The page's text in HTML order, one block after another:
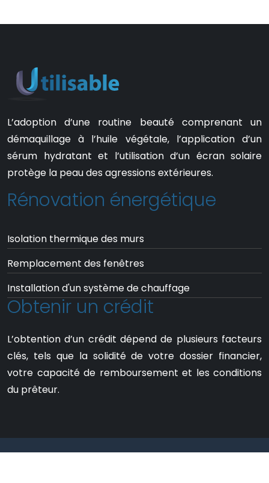
L’adoption d’une routine beauté comprenant un
démaquillage à l’huile végétale, l’application d’un
sérum hydratant et l’utilisation d’un écran solaire
protège la peau des agressions extérieures.
Rénovation énergétique
Isolation thermique des murs
Remplacement des fenêtres
Installation d'un système de chauffage
Obtenir un crédit
L’obtention d’un crédit dépend de plusieurs facteurs
clés, tels que la solidité de votre dossier financier,
votre capacité de remboursement et les conditions
du prêteur.